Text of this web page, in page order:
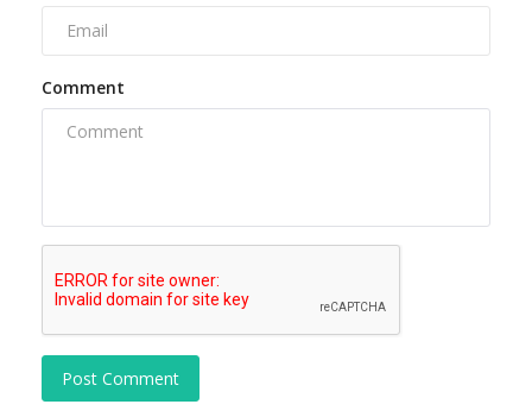
Comment
Post Comment